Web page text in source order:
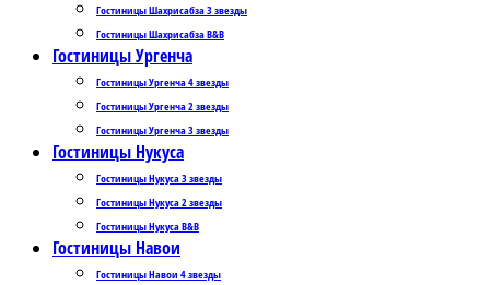
Гостиницы Шахрисабза 3 звезды
Гостиницы Шахрисабза B&B
Гостиницы Ургенча
Гостиницы Ургенча 4 звезды
Гостиницы Ургенча 2 звезды
Гостиницы Ургенча 3 звезды
Гостиницы Нукуса
Гостиницы Нукуса 3 звезды
Гостиницы Нукуса 2 звезды
Гостиницы Нукуса B&B
Гостиницы Навои
Гостиницы Навои 4 звезды